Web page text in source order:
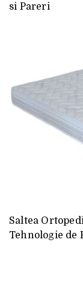
si Pareri
Saltea
Tehnologie de